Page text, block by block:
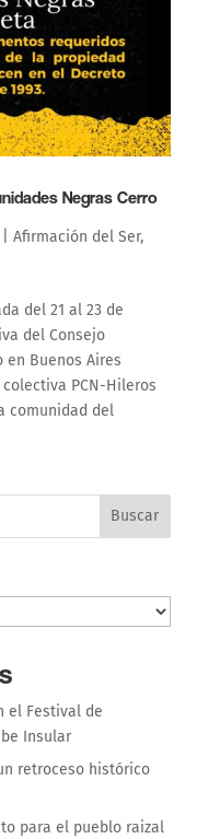
Negras Cerro
Afirmación del Ser,
del 21 al 23 de
del Consejo
en Buenos Aires
PCN-Hileros
comunidad del
Buscar
el Festival de
Insular
retroceso histórico
para el pueblo raizal